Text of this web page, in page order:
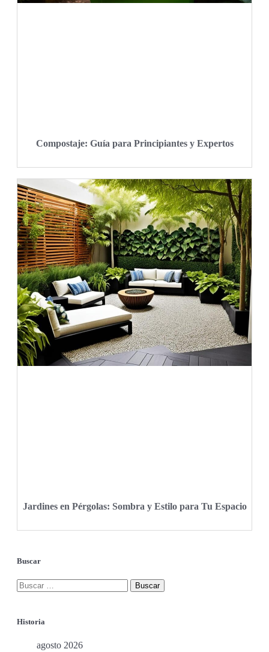
Compostaje: Guía para Principiantes y Expertos
Jardines en Pérgolas: Sombra y Estilo para Tu Espacio
Buscar
Historia
agosto 2026